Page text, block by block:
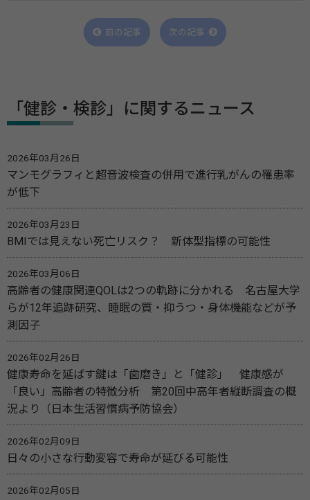
前の記事 次の記事
「健診・検診」に関するニュース
2026年03月26日
マンモグラフィと超音波検査の併用で進行乳がんの罹患率
が低下
2026年03月23日
BMIでは見えない死亡リスク？ 新体型指標の可能性
2026年03月06日
高齢者の健康関連QOLは2つの軌跡に分かれる 名古屋大学
らが12年追跡研究、睡眠の質・抑うつ・身体機能などが予
測因子
2026年02月26日
健康寿命を延ばす鍵は「歯磨き」と「健診」 健康感が
「良い」高齢者の特徴分析 第20回中高年者縦断調査の概
況より（日本生活習慣病予防協会）
2026年02月09日
日々の小さな行動変容で寿命が延びる可能性
2026年02月05日